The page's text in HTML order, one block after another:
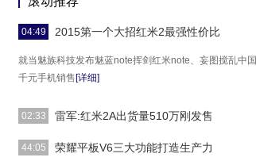
04:49 2015第一个大招红米2最强性价比
就当魅族科技发布魅蓝note挥剑红米note、妄图搅乱中国
千元手机销售 [详细]
02:33 雷军:红米2A出货量510万刚发售
2015-07-27 05:28:00 创作者：刘可昕中关村在线信息：
44:05 荣耀平板V6三大功能打造生产力